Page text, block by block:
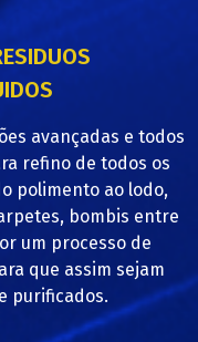
avançadas e todos
refino de todos os
polimento ao lodo,
bombis entre
um processo de
que assim sejam
purificados.